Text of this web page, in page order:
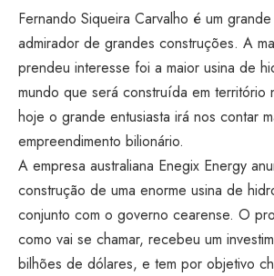
Fernando Siqueira Carvalho é um
admirador de grandes construções. A
prendeu interesse foi a maior usina de
mundo que será construída em território
hoje o grande entusiasta irá nos contar
empreendimento bilionário.
A empresa australiana Enegix Energy
construção de uma enorme usina de
conjunto com o governo cearense. O
como vai se chamar, recebeu um
bilhões de dólares, e tem por objetivo